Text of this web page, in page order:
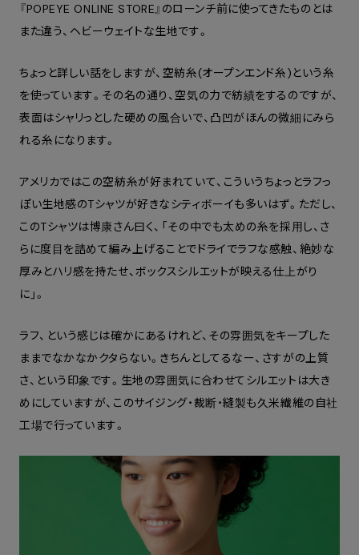
『POPEYE ONLINE STORE』のローンチ前に使ってきたものとは
また違う、ヘビーウェイトな生地です。
ちょっと詳しい話をしますが、空紡糸(オープンエンド糸)という糸
を使っています。その名の通り、空気の力で紡績をするのですが、
表面はシャリっとした硬めの風合いで、凸凹がほんの微細にみら
れる糸になります。
アメリカではこの空紡糸が好まれていて、こういうちょっとラフっ
ぽい生地感のTシャツが好きなシティボーイも多いはず。ただし、
このTシャツは博康さん曰く、「その中でも太めの糸を採用し、さ
らに度目を詰めて編み上げることでドライでラフな感触、絶妙な
厚みとハリ感を持たせ、ボックスシルエットが映える仕上がり
に」。
ラフ、という感じは確かにあるけれど、その雰囲気をキープした
ままでなかなかクタらない。きちんとしてるなー、さすがの上質
さ、という印象です。生地の雰囲気に合わせてシルエットは大き
めにしていますが、このサイジング・裁断・縫製も久米繊維の自社
工場で行っています。